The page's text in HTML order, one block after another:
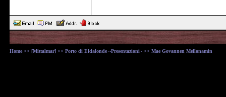
Home >> [Mittalmar] >> Porto di Eldalonde ~Presentazioni~ >> Mae Govannen Mellonamin